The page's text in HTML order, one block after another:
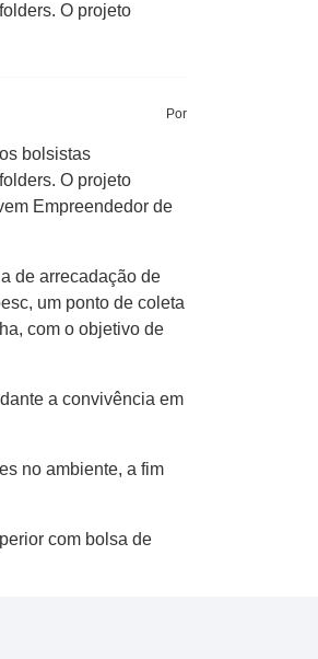
O projeto
Por
bolsistas
O projeto
Empreendedor de
de arrecadação de
um ponto de coleta
com o objetivo de
a convivência em
no ambiente, a fim
com bolsa de